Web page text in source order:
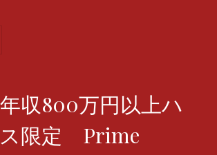
年収800万円以上ハ
限定 Prime